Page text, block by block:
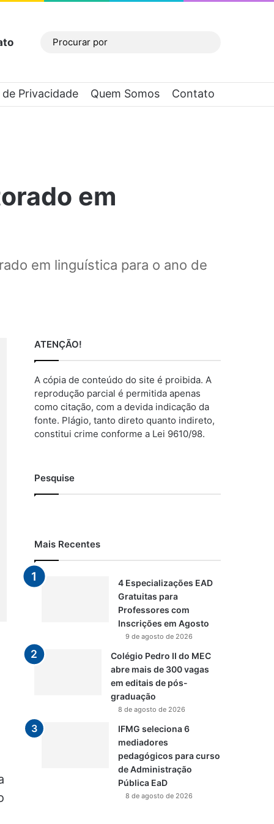
Barra Lateral
Privacidade Quem Somos Contato
em
em linguística para o ano de
ATENÇÃO!
A cópia de conteúdo do site é proibida. A
reprodução parcial é permitida apenas
como citação, com a devida indicação da
fonte. Plágio, tanto direto quanto indireto,
constitui crime conforme a Lei 9610/98.
Pesquise
Mais Recentes
4 Especializações EAD
Gratuitas para
Professores com
Inscrições em Agosto
9 de agosto de 2026
Colégio Pedro II do MEC
abre mais de 300 vagas
em editais de pós-
graduação
8 de agosto de 2026
IFMG seleciona 6
mediadores
pedagógicos para curso
de Administração
Pública EaD
8 de agosto de 2026